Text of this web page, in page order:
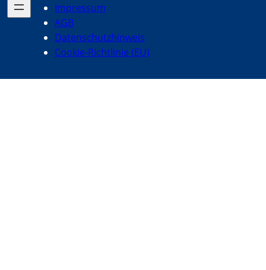
Impressum
AGB
Datenschutzhinweis
Cookie-Richtlinie (EU)